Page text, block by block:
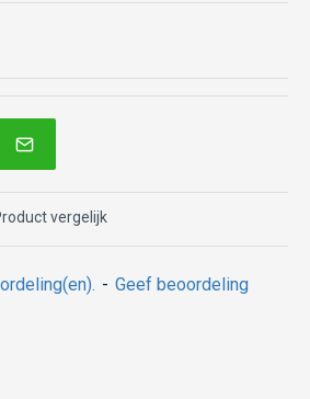
- Geef beoordeling
vergelijk